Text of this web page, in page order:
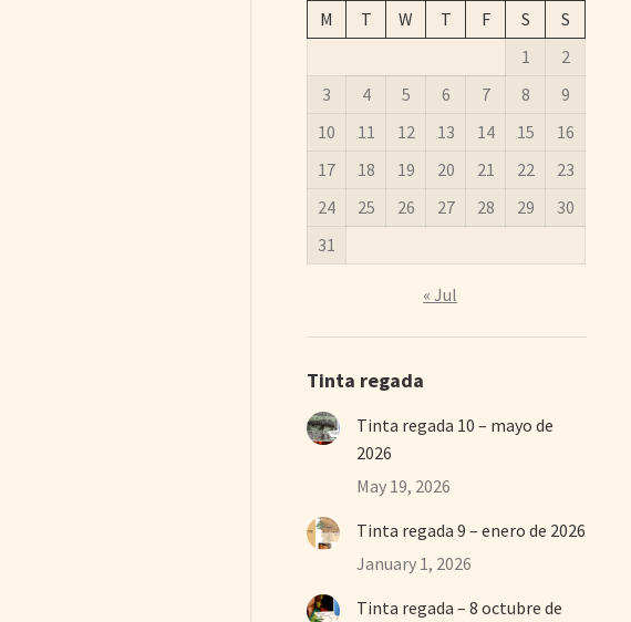
M
T W T F S
S
1
2
3
4 5 6 7 8
9
10
11 12 13 14 15
16
17
18 19 20 21 22
23
24
25 26 27 28 29
30
31
« Jul
Tinta regada
Tinta regada 10 – mayo de
2026
May 19, 2026
Tinta regada 9 – enero de 2026
January 1, 2026
Tinta regada – 8 octubre de